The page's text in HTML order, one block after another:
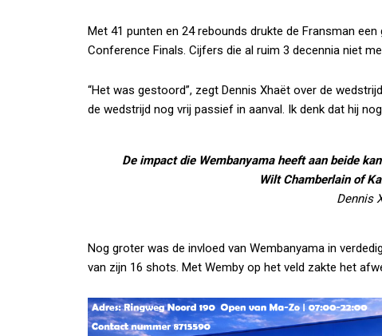
Met 41 punten en 24 rebounds drukte de Fransman
Conference Finals. Cijfers die al ruim 3 decennia niet
“Het was gestoord”, zegt Dennis Xhaët over de
de wedstrijd nog vrij passief in aanval. Ik denk dat hij
De impact die Wembanyama heeft aan beide
Wilt Chamberlain of
Dennis
Nog groter was de invloed van Wembanyama in
van zijn 16 shots. Met Wemby op het veld zakte het